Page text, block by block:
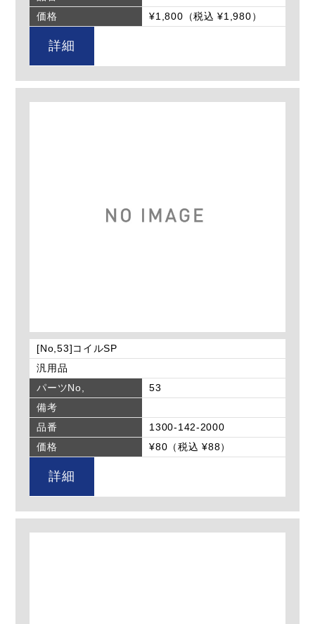
価格
¥1,800（税込 ¥1,980）
詳細
[No,53]コイルSP
汎用品
パーツNo,
53
備考
品番
1300-142-2000
価格
¥80（税込 ¥88）
詳細